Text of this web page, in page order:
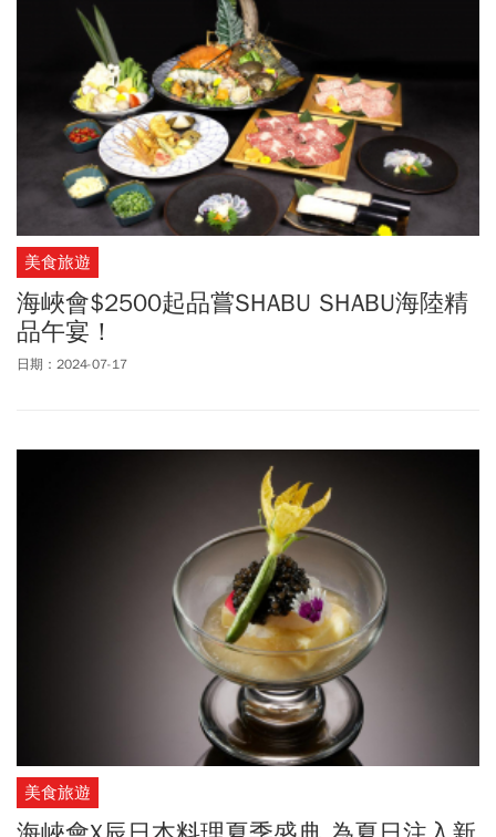
美食旅遊
海峽會$2500起品嘗SHABU SHABU海陸精
品午宴！
日期：2024-07-17
美食旅遊